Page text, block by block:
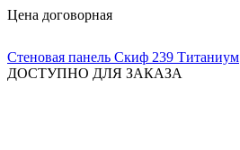
Цена договорная
Стеновая панель Скиф 239 Титаниум
ДОСТУПНО ДЛЯ ЗАКАЗА